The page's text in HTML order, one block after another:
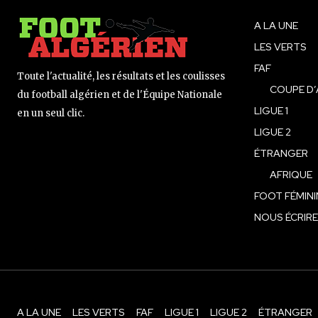
Toute l'actualité, les résultats et les coulisses
du football algérien et de l'Équipe Nationale
en un seul clic.
A LA UNE
LES VERTS
FAF
COUPE
LIGUE 1
LIGUE 2
ÉTRANGER
AFRIQUE
FOOT
NOUS ÉCRIRE
A LA UNE LES VERTS FAF LIGUE 1 LIGUE 2 ÉTRANGER